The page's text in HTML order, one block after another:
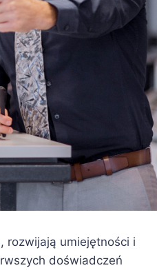
rozwijają umiejętności i
doświadczeń